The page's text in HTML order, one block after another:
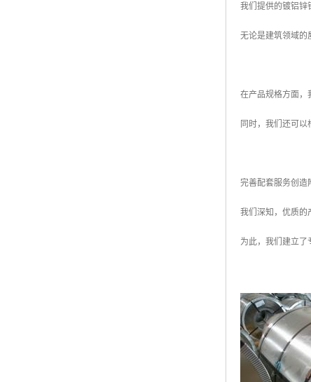
我们提供的镀铝锌
无论是建筑领域的
在产品规格方面，
同时，我们还可以
完善配套服务创造
我们深知，优质的
为此，我们建立了